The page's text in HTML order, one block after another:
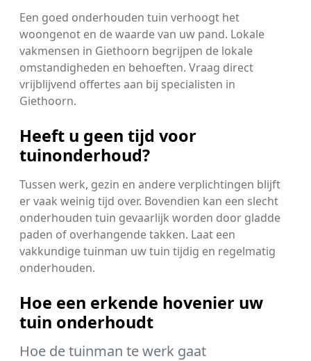
Een goed onderhouden tuin verhoogt het
woongenot en de waarde van uw pand. Lokale
vakmensen in Giethoorn begrijpen de lokale
omstandigheden en behoeften. Vraag direct
vrijblijvend offertes aan bij specialisten in
Giethoorn.
Heeft u geen tijd voor
tuinonderhoud?
Tussen werk, gezin en andere verplichtingen blijft
er vaak weinig tijd over. Bovendien kan een slecht
onderhouden tuin gevaarlijk worden door gladde
paden of overhangende takken. Laat een
vakkundige tuinman uw tuin tijdig en regelmatig
onderhouden.
Hoe een erkende hovenier uw
tuin onderhoudt
Hoe de tuinman te werk gaat